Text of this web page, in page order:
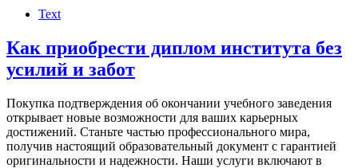
Text
Как приобрести диплом института без
усилий и забот
Покупка подтверждения об окончании учебного заведения
открывает новые возможности для ваших карьерных
достижений. Станьте частью профессионального мира,
получив настоящий образовательный документ с гарантией
оригинальности и надежности. Наши услуги включают в